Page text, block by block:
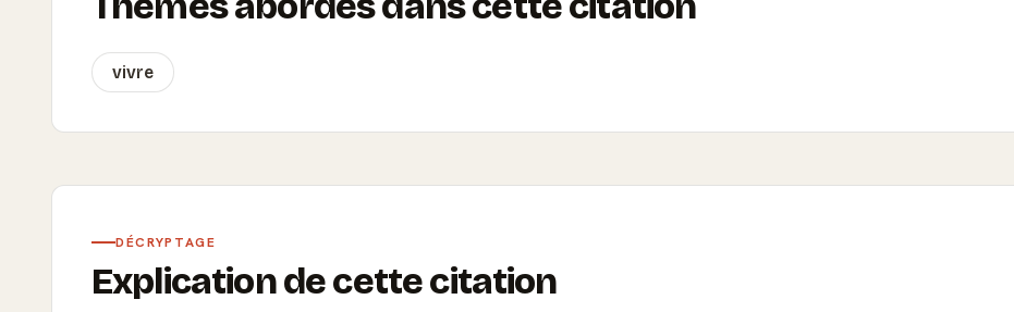
vivre
DÉCRYPTAGE
Explication de cette citation